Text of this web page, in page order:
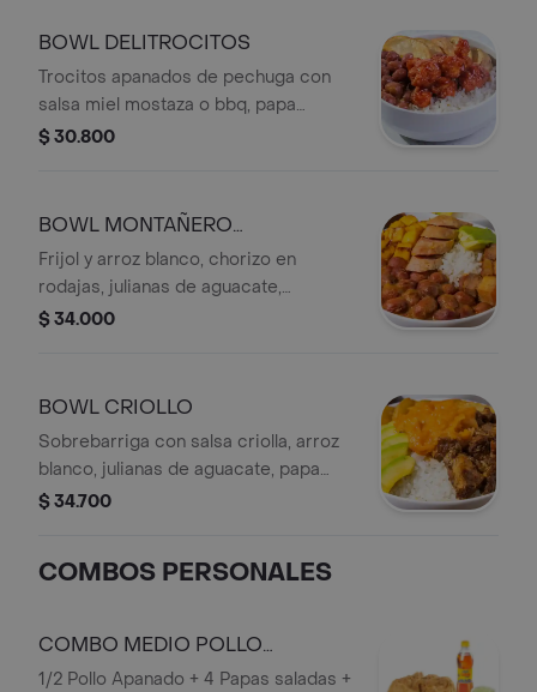
BOWL DELITROCITOS
Trocitos apanados de pechuga con
salsa miel mostaza o bbq, papa
artesanal, frijol y arroz blanco, con
$ 30.800
BOWL MONTAÑERO
AGREGADOR
Frijol y arroz blanco, chorizo en
rodajas, julianas de aguacate,
chicharrón crocante, cubos de
$ 34.000
BOWL CRIOLLO
Sobrebarriga con salsa criolla, arroz
blanco, julianas de aguacate, papa
artesanal y bebida personal.
$ 34.700
COMBOS PERSONALES
COMBO MEDIO POLLO
APANADO
1/2 Pollo Apanado + 4 Papas saladas +